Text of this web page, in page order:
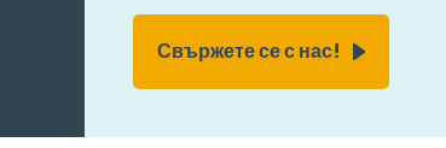
Свържете се с нас!Следвайте ни